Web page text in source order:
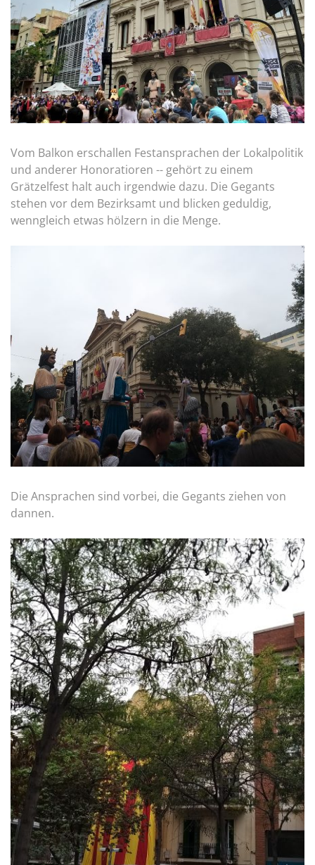
Vom Balkon erschallen Festansprachen der Lokalpolitik
und anderer Honoratioren -- gehört zu einem
Grätzelfest halt auch irgendwie dazu. Die Gegants
stehen vor dem Bezirksamt und blicken geduldig,
wenngleich etwas hölzern in die Menge.
Die Ansprachen sind vorbei, die Gegants ziehen von
dannen.